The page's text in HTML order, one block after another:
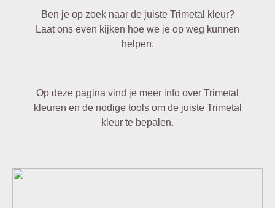
Ben je op zoek naar de juiste Trimetal kleur?
Laat ons even kijken hoe we je op weg kunnen
helpen.
Op deze pagina vind je meer info over Trimetal
kleuren en de nodige tools om de juiste Trimetal
kleur te bepalen.